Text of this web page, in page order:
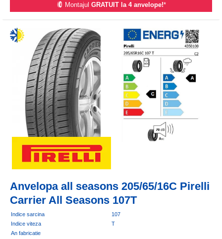
Montajul GRATUIT la 4 anvelope!*
Anvelopa all seasons 205/65/16C Pirelli
Carrier All Seasons 107T
Indice sarcina
107
Indice viteza
T
An fabricatie